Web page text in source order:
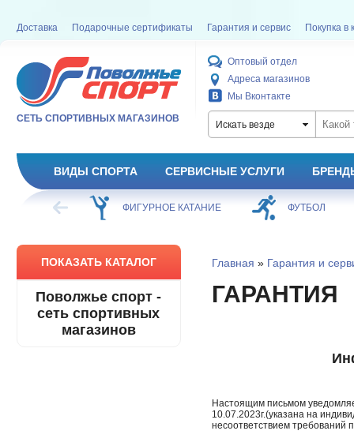
Доставка Подарочные сертификаты Гарантия и сервис Покупка в
СЕТЬ СПОРТИВНЫХ МАГАЗИНОВ
Оптовый отдел
Адреса магазинов
Мы Вконтакте
Искать везде
ВИДЫ СПОРТА СЕРВИСНЫЕ УСЛУГИ
ХОККЕЙ ФИГУРНОЕ КАТАНИЕ ФУТБОЛ
ПОКАЗАТЬ КАТАЛОГ
Поволжье спорт -
сеть спортивных
магазинов
Главная » Гарантия и
ГАРАНТИЯ
Настоящим письмом
10.07.2023г.(указана на
несоответствием требований